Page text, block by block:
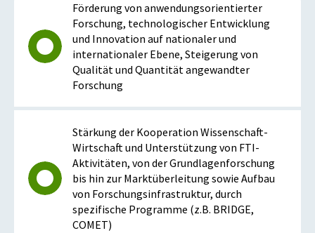
Förderung von anwendungsorientierter
Forschung, technologischer Entwicklung
und Innovation auf nationaler und
internationaler Ebene, Steigerung von
Qualität und Quantität angewandter
Forschung
Stärkung der Kooperation Wissenschaft-
Wirtschaft und Unterstützung von FTI-
Aktivitäten, von der Grundlagenforschung
bis hin zur Marktüberleitung sowie Aufbau
von Forschungsinfrastruktur, durch
spezifische Programme (z.B. BRIDGE,
COMET)